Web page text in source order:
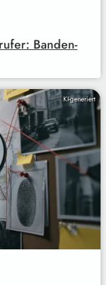
Banden-
KI-generiert